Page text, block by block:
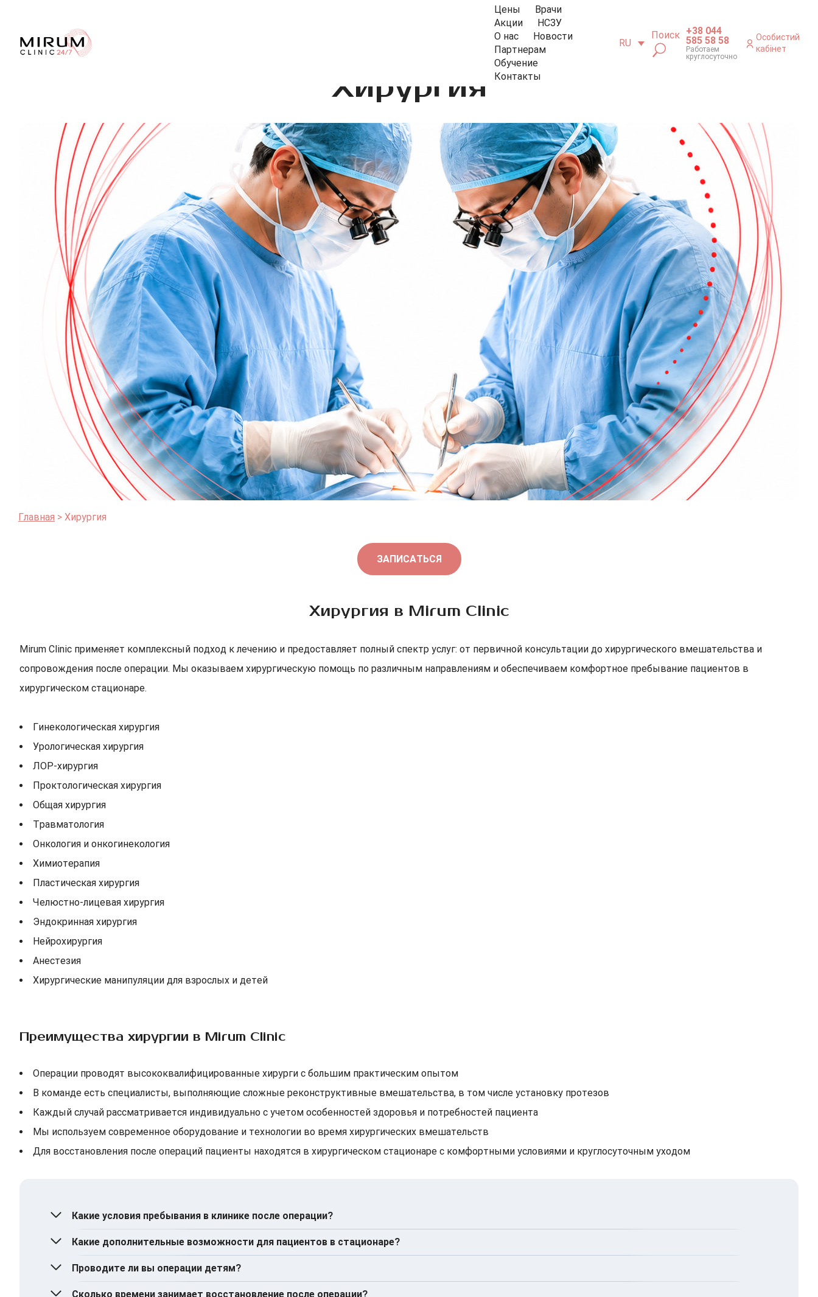
Цены
Врачи
Акции
НСЗУ
О нас
Новости
Партнерам
Обучение
Контакты
RU
Поиск +38 044
585 58 58
Работаем
круглосуточно
Особистий
кабінет
Хирургия
Главная Хирургия
ЗАПИСАТЬСЯ
Хирургия в Mirum Clinic
Mirum Clinic применяет комплексный подход к лечению и предоставляет полный спектр услуг: от первичной консультации до хирургического вмешательства и
сопровождения после операции. Мы оказываем хирургическую помощь по различным направлениям и обеспечиваем комфортное пребывание пациентов в
хирургическом стационаре.
Гинекологическая хирургия
Урологическая хирургия
ЛОР-хирургия
Проктологическая хирургия
Общая хирургия
Травматология
Онкология и онкогинекология
Химиотерапия
Пластическая хирургия
Челюстно-лицевая хирургия
Эндокринная хирургия
Нейрохирургия
Анестезия
Хирургические манипуляции для взрослых и детей
Преимущества хирургии в Mirum Clinic
Операции проводят высококвалифицированные хирурги с большим практическим опытом
В команде есть специалисты, выполняющие сложные реконструктивные вмешательства, в том числе установку протезов
Каждый случай рассматривается индивидуально с учетом особенностей здоровья и потребностей пациента
Мы используем современное оборудование и технологии во время хирургических вмешательств
Для восстановления после операций пациенты находятся в хирургическом стационаре с комфортными условиями и круглосуточным уходом
Какие условия пребывания в клинике после операции?
В хирургическом стационаре доступны одноместные, двухместные и трехместные палаты.
Также есть возможность размещения на ортопедических кроватях и отделении интенсивной терапии.
В течение всего времени пребывания предусмотрен уход за медицинским персоналом.
Какие дополнительные возможности для пациентов в стационаре?
Комплексное диетическое или облегченное питание (1-3 раза в сутки)
Индивидуальный уход за медицинским персоналом
Проводите ли вы операции детям?
Да, у нас в команде есть специалисты по детской хирургии и анестезии, а также дневной стационар в отделении педиатрии.
Сколько времени занимает восстановление после операции?